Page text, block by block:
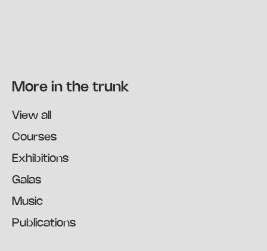
More in the trunk
View all
Courses
Exhibitions
Galas
Music
Publications